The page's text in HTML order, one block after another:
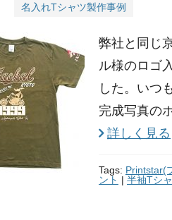
名入れTシャツ製作事例
弊社と同じ
ル様のロゴ
した。いつ
完成写真の
詳しく見る
Tags: Printstar(
ント | 半袖Tシ